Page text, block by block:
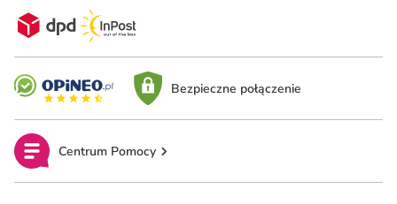
Bezpieczne połączenie
Centrum Pomocy